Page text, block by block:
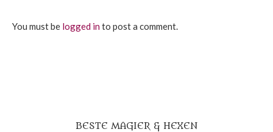
You must be logged into post a comment.
BESTE MAGIER & HEXEN